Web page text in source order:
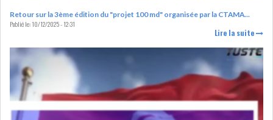
ENNAKL LÈVE 60 MD SUR LE
GÉOPOLITIQUES ET LE...
RSS
Retour sur la 3ème édition du "projet 100 md" organisée par la CTAMA...
Publié le:10/12/2025 - 12:31
Lire la suite